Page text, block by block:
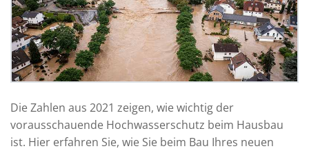
Die Zahlen aus 2021 zeigen, wie wichtig der
vorausschauende Hochwasserschutz beim Hausbau
ist. Hier erfahren Sie, wie Sie beim Bau Ihres neuen